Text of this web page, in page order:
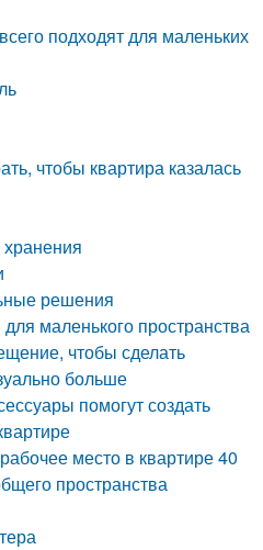
подходят для маленьких
чтобы квартира казалась
решения
маленького пространства
чтобы сделать
больше
помогут создать
место в квартире 40
пространства